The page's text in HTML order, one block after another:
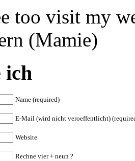
too visit my
(Mamie)
ich
Name (required)
E-Mail (wird nicht veroeffentlicht)
Website
Rechne vier + neun ?